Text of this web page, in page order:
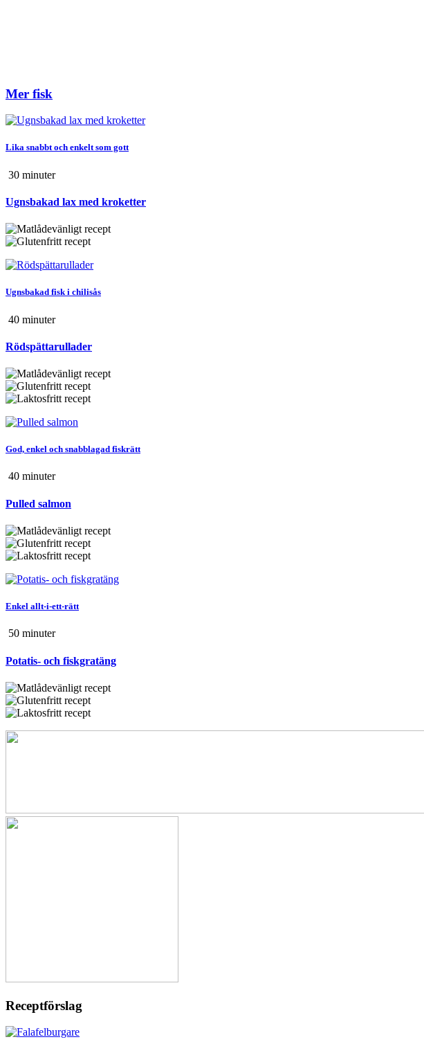
Mer fisk
Lika snabbt och enkelt som gott
30 minuter
Ugnsbakad lax med kroketter
Ugnsbakad fisk i chilisås
40 minuter
Rödspättarullader
God, enkel och snabblagad fiskrätt
40 minuter
Pulled salmon
Enkel allt-i-ett-rätt
50 minuter
Potatis- och fiskgratäng
Receptförslag